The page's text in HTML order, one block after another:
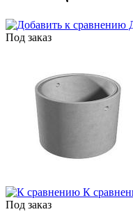
Под заказ
К
Под заказ